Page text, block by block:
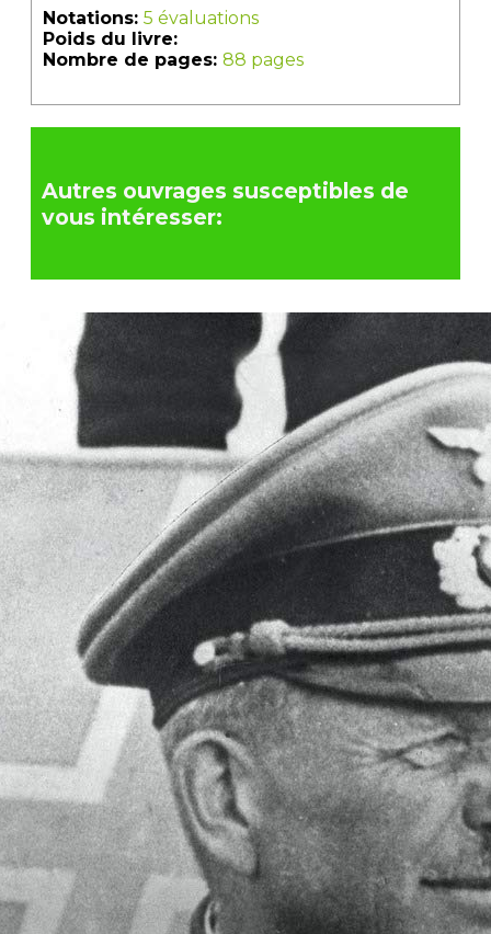
Notations: 5 évaluations
Poids du livre:
Nombre de pages: 88 pages
Autres ouvrages susceptibles de
vous intéresser: